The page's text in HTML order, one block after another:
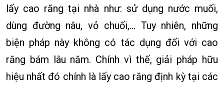
lấy cao răng tại nhà như: sử dụng nước muối,
dùng đường nâu, vỏ chuối,… Tuy nhiên, những
biện pháp này không có tác dụng đối với cao
răng bám lâu năm. Chính vì thế, giải pháp hữu
hiệu nhất đó chính là lấy cao răng định kỳ tại các